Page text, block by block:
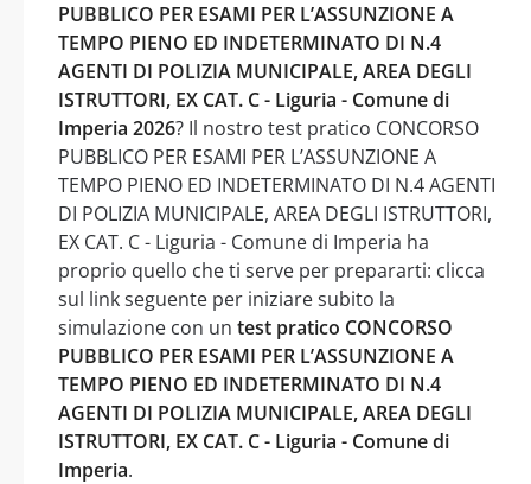
PUBBLICO PER ESAMI PER L’ASSUNZIONE A
TEMPO PIENO ED INDETERMINATO DI N.4
AGENTI DI POLIZIA MUNICIPALE, AREA DEGLI
ISTRUTTORI, EX CAT. C - Liguria - Comune di
Imperia 2026? Il nostro test pratico CONCORSO
PUBBLICO PER ESAMI PER L’ASSUNZIONE A
TEMPO PIENO ED INDETERMINATO DI N.4 AGENTI
DI POLIZIA MUNICIPALE, AREA DEGLI ISTRUTTORI,
EX CAT. C - Liguria - Comune di Imperia ha
proprio quello che ti serve per prepararti: clicca
sul link seguente per iniziare subito la
simulazione con un test pratico CONCORSO
PUBBLICO PER ESAMI PER L’ASSUNZIONE A
TEMPO PIENO ED INDETERMINATO DI N.4
AGENTI DI POLIZIA MUNICIPALE, AREA DEGLI
ISTRUTTORI, EX CAT. C - Liguria - Comune di
Imperia.